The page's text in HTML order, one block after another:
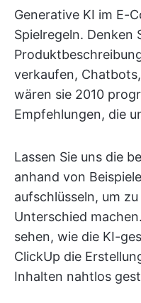
Generative KI im E-
Spielregeln. Denken
verkaufen,
wären sie 2010
Empfehlungen, die
Lassen Sie uns die
anhand von
aufschlüsseln, um
Unterschied
sehen, wie die KI-
ClickUp die
Inhalten nahtlos